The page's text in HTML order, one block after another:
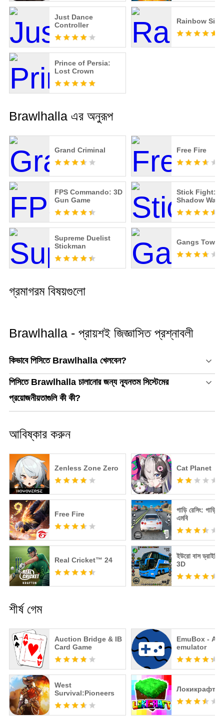
Just Dance
Controller
Rainbow Six
Prince of Persia:
Lost Crown
Brawlhalla এর অনুরূপ
Grand Criminal Free Fire
FPS Commando: 3D
Gun Game
Stick Fight:
Shadow
Supreme Duelist
Stickman
Gangs Town
গ্রমাগরম বিষয়গুলো
Brawlhalla - প্রায়শই জিজ্ঞাসিত প্রশ্নাবলী
কিভাবে পিসিতে Brawlhalla খেলবেন?
পিসিতে Brawlhalla চালানোর জন্য ন্যূনতম সিস্টেমের
প্রয়োজনীয়তাগুলি কী কী?
আবিষ্কার করুন
Zenless Zone Zero Cat Planet
Free Fire
গাড়ি রেসিং: গাড়ি
এমবি
Real Cricket™ 24
ইউরো বাস ড্রাইভিং
3D
শীর্ষ গেম
Auction Bridge & IB
Card Game
West
Survival:Pioneers
EmuBox - All
emulator
Локикрафт